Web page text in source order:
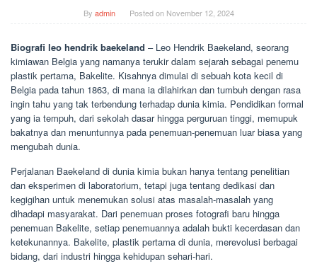
By admin Posted on November 12, 2024
Biografi leo hendrik baekeland – Leo Hendrik Baekeland, seorang
kimiawan Belgia yang namanya terukir dalam sejarah sebagai penemu
plastik pertama, Bakelite. Kisahnya dimulai di sebuah kota kecil di
Belgia pada tahun 1863, di mana ia dilahirkan dan tumbuh dengan rasa
ingin tahu yang tak terbendung terhadap dunia kimia. Pendidikan formal
yang ia tempuh, dari sekolah dasar hingga perguruan tinggi, memupuk
bakatnya dan menuntunnya pada penemuan-penemuan luar biasa yang
mengubah dunia.
Perjalanan Baekeland di dunia kimia bukan hanya tentang penelitian
dan eksperimen di laboratorium, tetapi juga tentang dedikasi dan
kegigihan untuk menemukan solusi atas masalah-masalah yang
dihadapi masyarakat. Dari penemuan proses fotografi baru hingga
penemuan Bakelite, setiap penemuannya adalah bukti kecerdasan dan
ketekunannya. Bakelite, plastik pertama di dunia, merevolusi berbagai
bidang, dari industri hingga kehidupan sehari-hari.